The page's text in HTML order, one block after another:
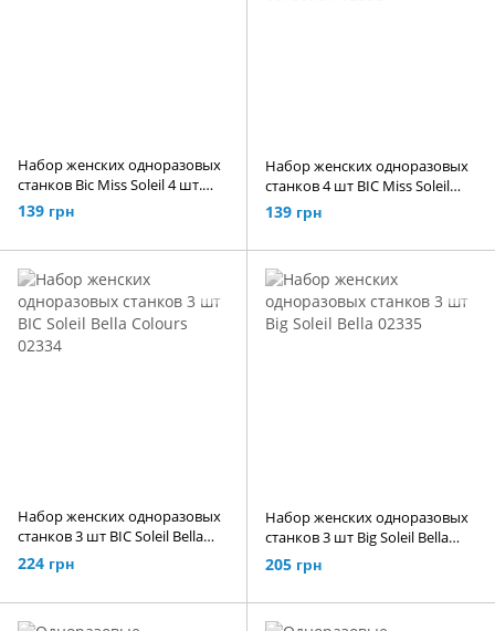
Набор женских одноразовых
станков Bic Miss Soleil 4 шт.
02332
139 грн
Набор женских одноразовых
станков 4 шт BIC Miss Soleil
Colour collection 02333
139 грн
Набор женских одноразовых
станков 3 шт BIC Soleil Bella
Colours 02334
224 грн
Набор женских одноразовых
станков 3 шт Big Soleil Bella
02335
205 грн